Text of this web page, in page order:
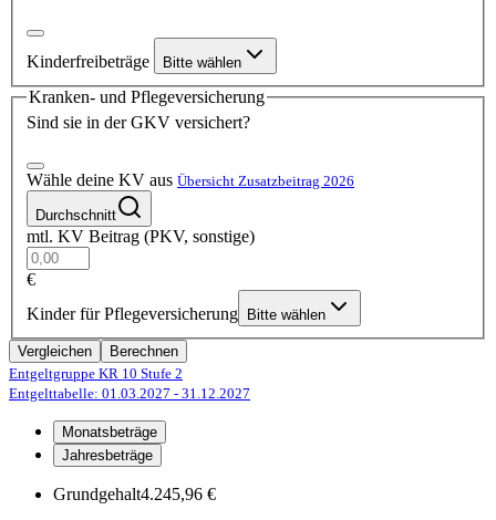
Kinderfreibeträge Bitte wählen
Kranken- und Pflegeversicherung
Sind sie in der GKV versichert?
Wähle deine KV aus Übersicht Zusatzbeitrag 2026
Durchschnitt
mtl. KV Beitrag (PKV, sonstige)
€
Kinder für Pflegeversicherung
Bitte wählen
Vergleichen
Berechnen
Entgeltgruppe KR 10 Stufe 2
Entgelttabelle: 01.03.2027 - 31.12.2027
Monatsbeträge
Jahresbeträge
Grundgehalt4.245,96 €